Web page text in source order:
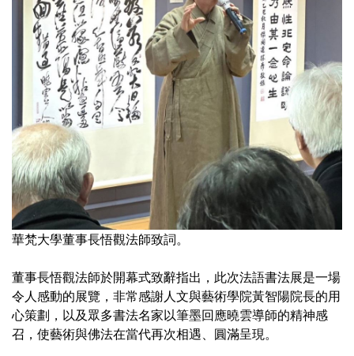
華梵大學董事長悟觀法師致詞。
董事長悟觀法師於開幕式致辭指出，此次法語書法展是一場
令人感動的展覽，非常感謝人文與藝術學院黃智陽院長的用
心策劃，以及眾多書法名家以筆墨回應曉雲導師的精神感
召，使藝術與佛法在當代再次相遇、圓滿呈現。